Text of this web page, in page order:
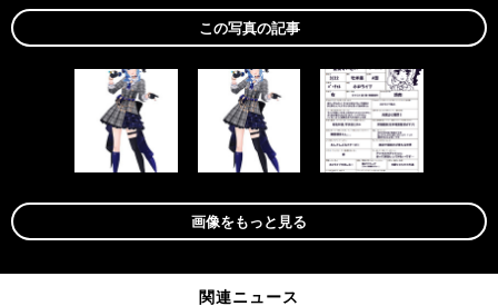
この写真の記事
画像をもっと見る
関連ニュース